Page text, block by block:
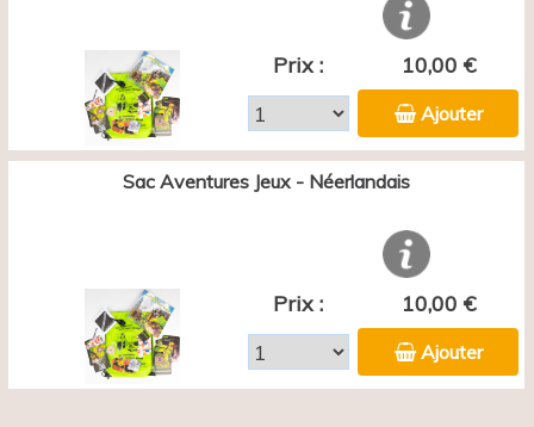
Prix : 10,00 €
Ajouter
Sac Aventures Jeux - Néerlandais
Prix : 10,00 €
Ajouter